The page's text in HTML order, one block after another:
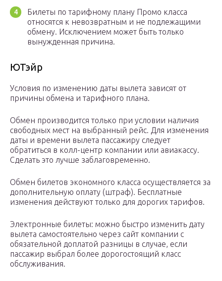
Билеты по тарифному плану Промо класса
относятся к невозвратным и не подлежащими
обмену. Исключением может быть только
вынужденная причина.
ЮТэйр
Условия по изменению даты вылета зависят от
причины обмена и тарифного плана.
Обмен производится только при условии наличия
свободных мест на выбранный рейс. Для изменения
даты и времени вылета пассажиру следует
обратиться в колл-центр компании или авиакассу.
Сделать это лучше заблаговременно.
Обмен билетов экономного класса осуществляется за
дополнительную оплату (штраф). Бесплатные
изменения действуют только для дорогих тарифов.
Электронные билеты: можно быстро изменить дату
вылета самостоятельно через сайт компании с
обязательной доплатой разницы в случае, если
пассажир выбрал более дорогостоящий класс
обслуживания.